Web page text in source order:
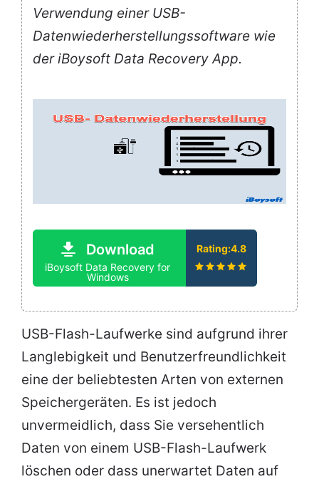
Verwendung einer USB-
Datenwiederherstellungssoftware wie
der iBoysoft Data Recovery App.
Download
iBoysoft Data Recovery for
Windows
Rating:4.8
USB-Flash-Laufwerke sind aufgrund ihrer
Langlebigkeit und Benutzerfreundlichkeit
eine der beliebtesten Arten von externen
Speichergeräten. Es ist jedoch
unvermeidlich, dass Sie versehentlich
Daten von einem USB-Flash-Laufwerk
löschen oder dass unerwartet Daten auf